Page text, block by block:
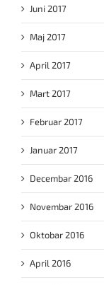
Juni 2017
Maj 2017
April 2017
Mart 2017
Februar 2017
Januar 2017
Decembar 2016
Novembar 2016
Oktobar 2016
April 2016